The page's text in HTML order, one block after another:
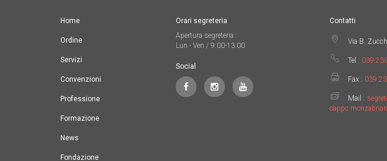
Home
Ordine
Servizi
Convenzioni
Professione
Formazione
News
Fondazione
Orari segreteria
Apertura segreteria :
Lun - Ven / 9:00-13:00
Social
Contatti
Via B.
Tel :
Fax :
Mail :